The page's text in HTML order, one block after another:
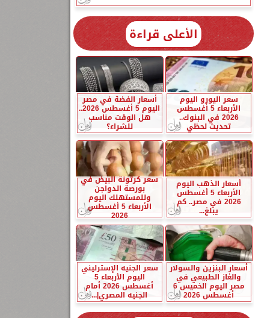
الأعلى قراءة
سعر اليورو اليوم
الأربعاء 5 أغسطس
2026 في البنوك..
تحديث لحظي
أسعار الفضة في مصر
اليوم 5 أغسطس 2026..
هل الوقت مناسب
للشراء؟
أسعار الذهب اليوم
الأربعاء 5 أغسطس
2026 في مصر.. كم
يبلغ...
سعر كرتونة البيض في
بورصة الدواجن
وللمستهلك اليوم
الأربعاء 5 أغسطس
2026
أسعار البنزين والسولار
والغاز الطبيعي في
مصر اليوم الخميس 6
أغسطس 2026
سعر الجنيه الإسترليني
اليوم الأربعاء 5
أغسطس 2026 أمام
الجنيه المصري|...